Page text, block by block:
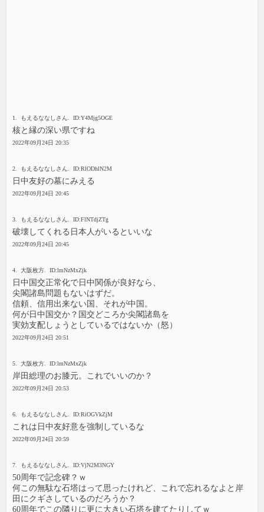
1. もえるななしさん. ID:Y4Mjg5OGE
核と縁の深い県ですね
2022年09月24日 20:35
2. もえるななしさん. ID:RlODhlN2M
日中友好の墓にみえる
2022年09月24日 20:45
3. もえるななしさん. ID:FlNTdjZTg
破壊してくれる日本人がいるといいな
2022年09月24日 20:45
4. 大阪枚方. ID:lmNzMxZjk
日中国交正常化で日中関係が良好なら、
尖閣諸島問題もないはずだ。
信頼、信用出来ない国、それが中国。
何が日中国交か？国交どころか尖閣諸島を
実効支配しょうとしているではないか（怒）
2022年09月24日 20:51
5. 大阪枚方. ID:lmNzMxZjk
岸田総理のお膝元。これでいいのか？
2022年09月24日 20:53
6. もえるななしさん. ID:RiOGVkZjM
これは日中友好意を強制しているな
2022年09月24日 20:59
7. もえるななしさん. ID:VjN2M3NGY
50周年で記念碑？ｗ
何この無駄な石塔はって思ったけれど、これで忘れるなよと岸
田にクギさしているのだろうか？
60周年でこの隣りに更に大きい石塔を建てたりしてｗ